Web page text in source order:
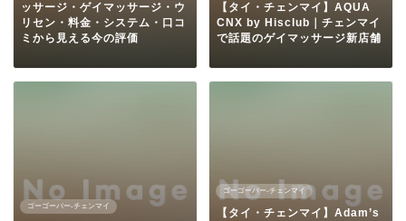
ッサージ・ゲイマッサージ・ウ
リセン・料金・システム・口コ
ミから見える今の評価
【タイ・チェンマイ】AQUA
CNX by Hisclub｜チェンマイ
で話題のゲイマッサージ新店舗
ゴーゴーバー-チェンマイ
ゴーゴーバー-チェンマイ
【タイ・チェンマイ】Adam’s